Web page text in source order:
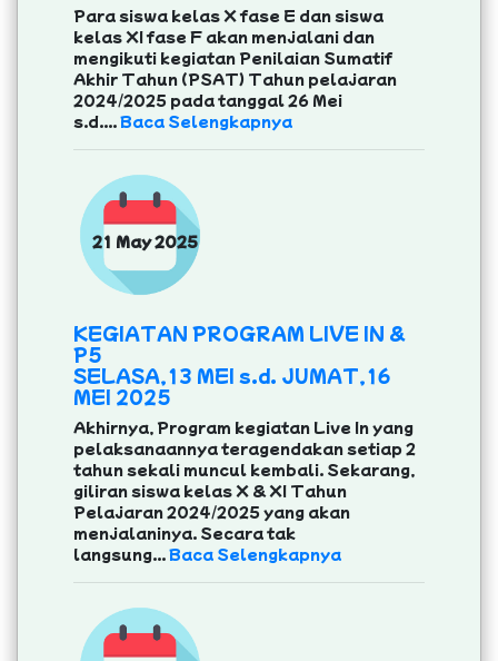
Para siswa kelas X fase E dan siswa
kelas XI fase F akan menjalani dan
mengikuti kegiatan Penilaian Sumatif
Akhir Tahun (PSAT) Tahun pelajaran
2024/2025 pada tanggal 26 Mei
s.d....Baca Selengkapnya
21 May 2025
KEGIATAN PROGRAM LIVE IN &
P5
SELASA,13 MEI s.d. JUMAT,16
MEI 2025
Akhirnya, Program kegiatan Live In yang
pelaksanaannya teragendakan setiap 2
tahun sekali muncul kembali. Sekarang,
giliran siswa kelas X & XI Tahun
Pelajaran 2024/2025 yang akan
menjalaninya. Secara tak
langsung...Baca Selengkapnya